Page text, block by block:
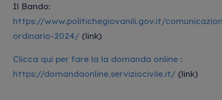
Il Bando:
https://www.politichegiovanili.gov.it/
ordinario-2024/(link)
Clicca qui per fare la la domanda online :
https://domandaonline.serviziocivile.it/(link)